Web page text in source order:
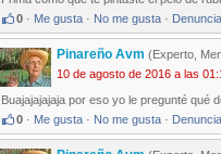
0 · Me gusta · No me gusta ·
Pinareño Avm (Experto,
10 de agosto de 2016 a las
Buajajajajaja por eso yo le pregunté qué
0 · Me gusta · No me gusta ·